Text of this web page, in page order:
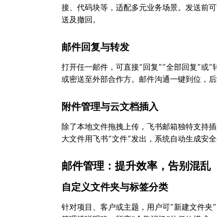
接、代码块等，适配多元业务场景。发送前
送及撤回。
邮件回复与转发
打开任一邮件，可直接“回复”“全部回复”或
或密送至外部合作方。邮件沟通一键到位，
附件管理与云文档插入
除了本地文件拖拽上传，飞书邮箱独特支持
大文件用飞书“文件”发出，系统自动生成安
邮件管理：提升效率，告别混乱
自定义文件夹与标签分类
针对项目、客户或主题，用户可“新建文件